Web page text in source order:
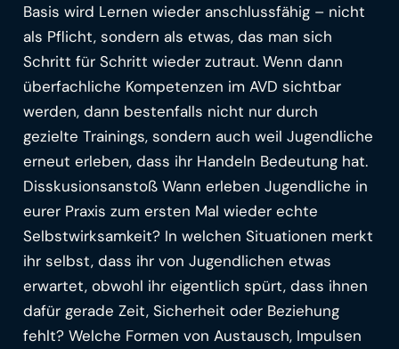
Basis wird Lernen wieder anschlussfähig – nicht
als Pflicht, sondern als etwas, das man sich
Schritt für Schritt wieder zutraut. Wenn dann
überfachliche Kompetenzen im AVD sichtbar
werden, dann bestenfalls nicht nur durch
gezielte Trainings, sondern auch weil Jugendliche
erneut erleben, dass ihr Handeln Bedeutung hat.
Disskusionsanstoß Wann erleben Jugendliche in
eurer Praxis zum ersten Mal wieder echte
Selbstwirksamkeit? In welchen Situationen merkt
ihr selbst, dass ihr von Jugendlichen etwas
erwartet, obwohl ihr eigentlich spürt, dass ihnen
dafür gerade Zeit, Sicherheit oder Beziehung
fehlt? Welche Formen von Austausch, Impulsen